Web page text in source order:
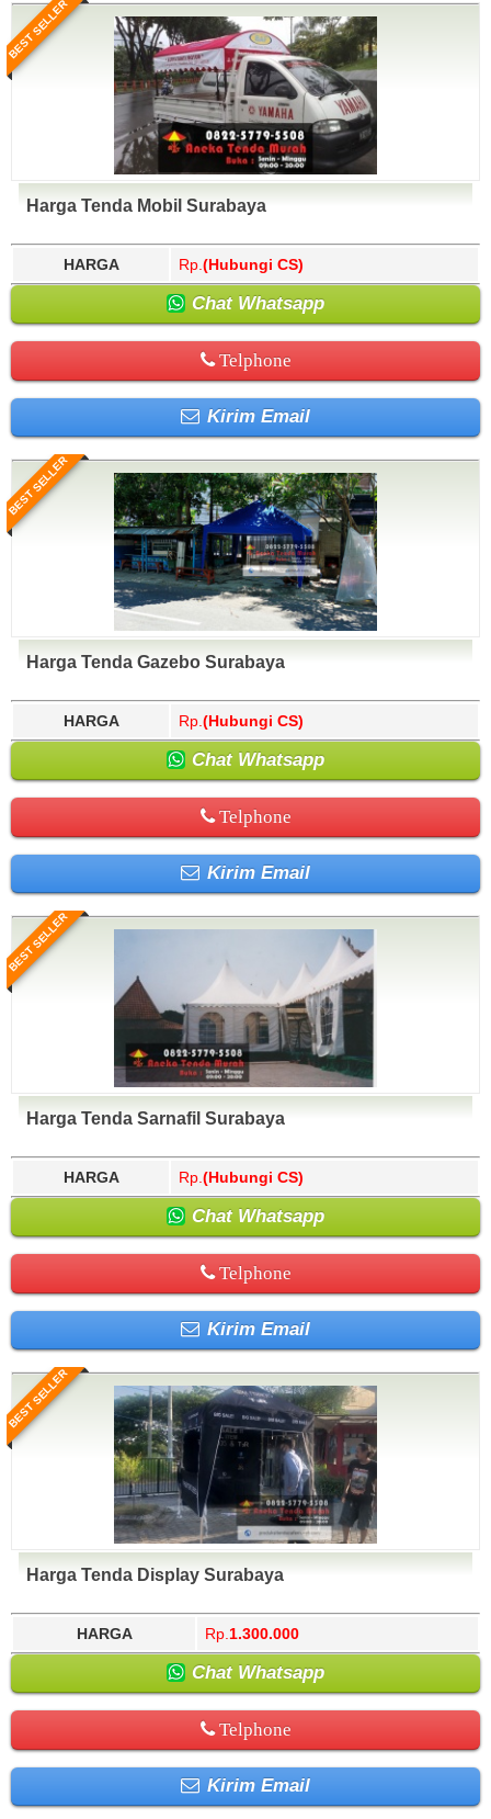
BEST SELLER
Harga Tenda Mobil Surabaya
HARGA Rp. (Hubungi CS)
Chat Whatsapp
Telphone
Kirim Email
BEST SELLER
Harga Tenda Gazebo Surabaya
HARGA Rp. (Hubungi CS)
Chat Whatsapp
Telphone
Kirim Email
BEST SELLER
Harga Tenda Sarnafil Surabaya
HARGA Rp. (Hubungi CS)
Chat Whatsapp
Telphone
Kirim Email
BEST SELLER
Harga Tenda Display Surabaya
HARGA Rp. 1.300.000
Chat Whatsapp
Telphone
Kirim Email